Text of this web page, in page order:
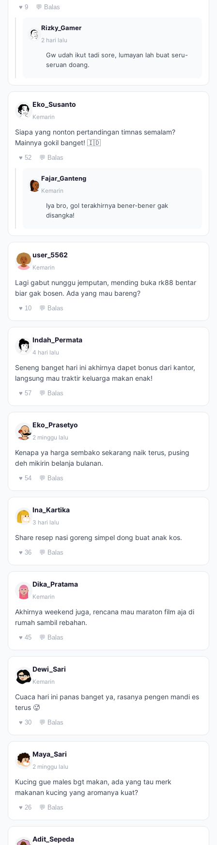
♥ 9 💬 Balas
Rizky_Gamer
2 hari lalu
Gw udah ikut tadi sore, lumayan lah buat seru-
seruan doang.
Eko_Susanto
Kemarin
Siapa yang nonton pertandingan timnas semalam?
Mainnya gokil banget! 🇮🇩
♥ 52 💬 Balas
Fajar_Ganteng
Kemarin
Iya bro, gol terakhirnya bener-bener gak
disangka!
user_5562
Kemarin
Lagi gabut nunggu jemputan, mending buka rk88 bentar
biar gak bosen. Ada yang mau bareng?
♥ 10 💬 Balas
Indah_Permata
4 hari lalu
Seneng banget hari ini akhirnya dapet bonus dari kantor,
langsung mau traktir keluarga makan enak!
♥ 57 💬 Balas
Eko_Prasetyo
2 minggu lalu
Kenapa ya harga sembako sekarang naik terus, pusing
deh mikirin belanja bulanan.
♥ 54 💬 Balas
Ina_Kartika
3 hari lalu
Share resep nasi goreng simpel dong buat anak kos.
♥ 36 💬 Balas
Dika_Pratama
Kemarin
Akhirnya weekend juga, rencana mau maraton film aja di
rumah sambil rebahan.
♥ 45 💬 Balas
Dewi_Sari
Kemarin
Cuaca hari ini panas banget ya, rasanya pengen mandi es
terus 🥵
♥ 30 💬 Balas
Maya_Sari
2 minggu lalu
Kucing gue males bgt makan, ada yang tau merk
makanan kucing yang aromanya kuat?
♥ 26 💬 Balas
Adit_Sepeda